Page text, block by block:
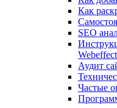
Как
SEO
Аудит
Частые